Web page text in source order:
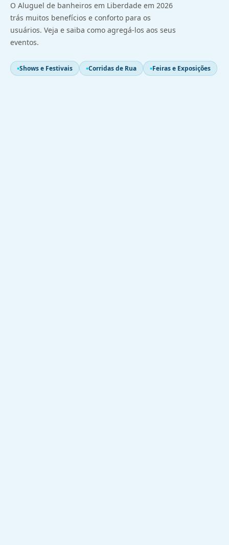
O Aluguel de banheiros em Liberdade em 2026
trás muitos benefícios e conforto para os
usuários. Veja e saiba como agregá-los aos seus
eventos.
Shows e Festivais Corridas de Rua Feiras e Exposições